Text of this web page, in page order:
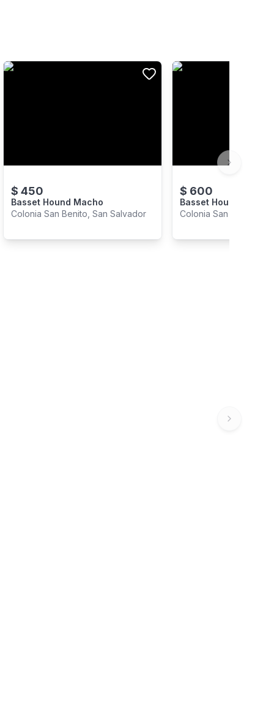
$ 450
Basset Hound Macho
Colonia San Benito, San Salvador
$ 600
Basset Hound
Colonia San Benito,
Next slide
Next slide